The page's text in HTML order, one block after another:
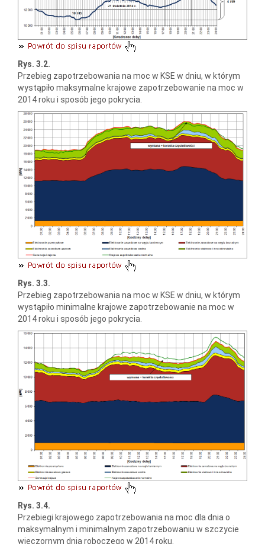
Rys. 3.2.
Przebieg zapotrzebowania na moc w KSE w dniu, w którym
wystąpiło maksymalne krajowe zapotrzebowanie na moc w
2014 roku i sposób jego pokrycia.
Rys. 3.3.
Przebieg zapotrzebowania na moc w KSE w dniu, w którym
wystąpiło minimalne krajowe zapotrzebowanie na moc w
2014 roku i sposób jego pokrycia.
Rys. 3.4.
Przebiegi krajowego zapotrzebowania na moc dla dnia o
maksymalnym i minimalnym zapotrzebowaniu w szczycie
wieczornym dnia roboczego w 2014 roku.